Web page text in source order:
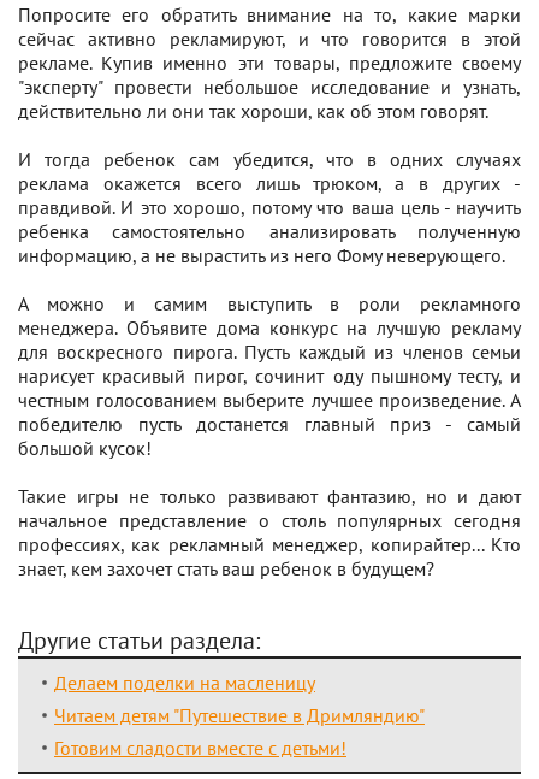
Попросите его обратить внимание на то, какие марки
сейчас активно рекламируют, и что говорится в этой
рекламе. Купив именно эти товары, предложите своему
"эксперту" провести небольшое исследование и узнать,
действительно ли они так хороши, как об этом говорят.
И тогда ребенок сам убедится, что в одних случаях
реклама окажется всего лишь трюком, а в других -
правдивой. И это хорошо, потому что ваша цель - научить
ребенка самостоятельно анализировать полученную
информацию, а не вырастить из него Фому неверующего.
А можно и самим выступить в роли рекламного
менеджера. Объявите дома конкурс на лучшую рекламу
для воскресного пирога. Пусть каждый из членов семьи
нарисует красивый пирог, сочинит оду пышному тесту, и
честным голосованием выберите лучшее произведение. А
победителю пусть достанется главный приз - самый
большой кусок!
Такие игры не только развивают фантазию, но и дают
начальное представление о столь популярных сегодня
профессиях, как рекламный менеджер, копирайтер... Кто
знает, кем захочет стать ваш ребенок в будущем?
Другие статьи раздела:
Делаем поделки на масленицу
Читаем детям "Путешествие в Дримляндию"
Готовим сладости вместе с детьми!